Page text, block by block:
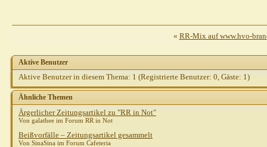
« RR-Mix auf www.hvo-
Aktive Benutzer
Aktive Benutzer in diesem Thema: 1 (Registrierte Benutzer: 0, Gäste: 1)
Ähnliche Themen
Ärgerlicher Zeitungsartikel zu "RR in Not"
Von galathee im Forum RR in Not
Beißvorfälle – Zeitungsartikel gesammelt
Von SinaSina im Forum Cafeteria